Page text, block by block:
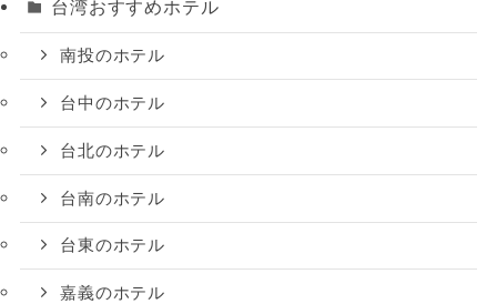
台湾おすすめホテル
南投のホテル
台中のホテル
台北のホテル
台南のホテル
台東のホテル
嘉義のホテル